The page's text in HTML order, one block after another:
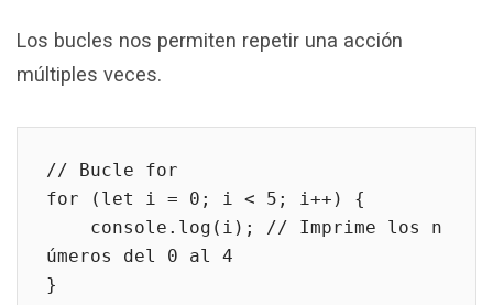
Los bucles nos permiten repetir una acción
múltiples veces.
// Bucle for
for (let i = 0; i < 5; i++) {
úmeros del 0 al 4
}